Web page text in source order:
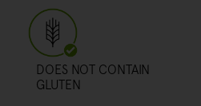
DOES NOT CONTAIN
GLUTEN